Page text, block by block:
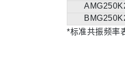
*标准共振频率